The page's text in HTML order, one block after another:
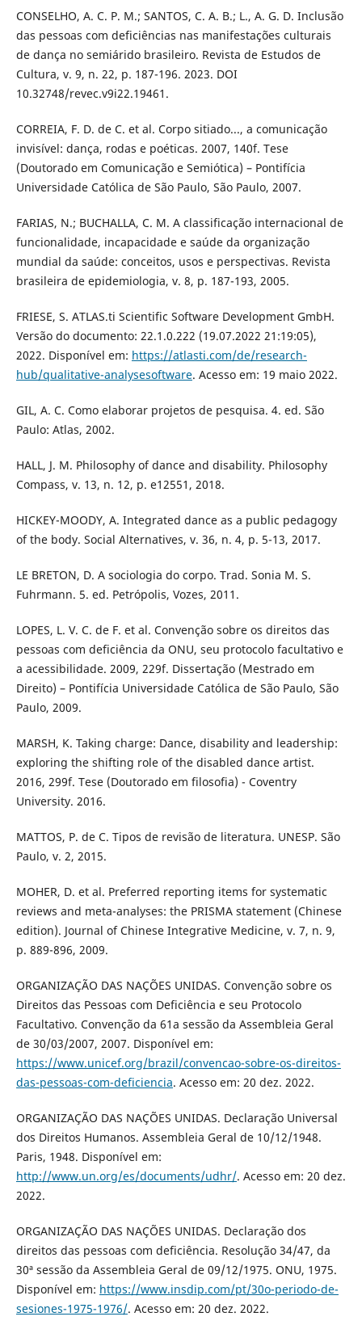
CONSELHO, A. C. P. M.; SANTOS, C. A. B.; L., A. G. D. Inclusão
das pessoas com deficiências nas manifestações culturais
de dança no semiárido brasileiro. Revista de Estudos de
Cultura, v. 9, n. 22, p. 187-196. 2023. DOI
10.32748/revec.v9i22.19461.
CORREIA, F. D. de C. et al. Corpo sitiado..., a comunicação
invisível: dança, rodas e poéticas. 2007, 140f. Tese
(Doutorado em Comunicação e Semiótica) – Pontifícia
Universidade Católica de São Paulo, São Paulo, 2007.
FARIAS, N.; BUCHALLA, C. M. A classificação internacional de
funcionalidade, incapacidade e saúde da organização
mundial da saúde: conceitos, usos e perspectivas. Revista
brasileira de epidemiologia, v. 8, p. 187-193, 2005.
FRIESE, S. ATLAS.ti Scientific Software Development GmbH.
Versão do documento: 22.1.0.222 (19.07.2022 21:19:05),
2022. Disponível em: https://atlasti.com/de/research-
hub/qualitative-analysesoftware. Acesso em: 19 maio 2022.
GIL, A. C. Como elaborar projetos de pesquisa. 4. ed. São
Paulo: Atlas, 2002.
HALL, J. M. Philosophy of dance and disability. Philosophy
Compass, v. 13, n. 12, p. e12551, 2018.
HICKEY-MOODY, A. Integrated dance as a public pedagogy
of the body. Social Alternatives, v. 36, n. 4, p. 5-13, 2017.
LE BRETON, D. A sociologia do corpo. Trad. Sonia M. S.
Fuhrmann. 5. ed. Petrópolis, Vozes, 2011.
LOPES, L. V. C. de F. et al. Convenção sobre os direitos das
pessoas com deficiência da ONU, seu protocolo facultativo e
a acessibilidade. 2009, 229f. Dissertação (Mestrado em
Direito) – Pontifícia Universidade Católica de São Paulo, São
Paulo, 2009.
MARSH, K. Taking charge: Dance, disability and leadership:
exploring the shifting role of the disabled dance artist.
2016, 299f. Tese (Doutorado em filosofia) - Coventry
University. 2016.
MATTOS, P. de C. Tipos de revisão de literatura. UNESP. São
Paulo, v. 2, 2015.
MOHER, D. et al. Preferred reporting items for systematic
reviews and meta-analyses: the PRISMA statement (Chinese
edition). Journal of Chinese Integrative Medicine, v. 7, n. 9,
p. 889-896, 2009.
ORGANIZAÇÃO DAS NAÇÕES UNIDAS. Convenção sobre os
Direitos das Pessoas com Deficiência e seu Protocolo
Facultativo. Convenção da 61a sessão da Assembleia Geral
de 30/03/2007, 2007. Disponível em:
https://www.unicef.org/brazil/convencao-sobre-os-direitos-
das-pessoas-com-deficiencia. Acesso em: 20 dez. 2022.
ORGANIZAÇÃO DAS NAÇÕES UNIDAS. Declaração Universal
dos Direitos Humanos. Assembleia Geral de 10/12/1948.
Paris, 1948. Disponível em:
http://www.un.org/es/documents/udhr/. Acesso em: 20 dez.
2022.
ORGANIZAÇÃO DAS NAÇÕES UNIDAS. Declaração dos
direitos das pessoas com deficiência. Resolução 34/47, da
30ª sessão da Assembleia Geral de 09/12/1975. ONU, 1975.
Disponível em: https://www.insdip.com/pt/30o-periodo-de-
sesiones-1975-1976/. Acesso em: 20 dez. 2022.